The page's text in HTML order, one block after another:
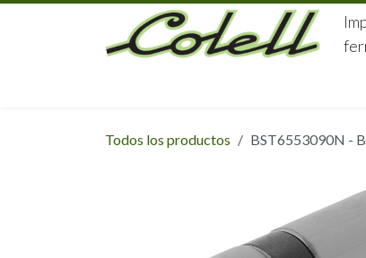
Ir al contenido
Todos los productos BST6553090N -